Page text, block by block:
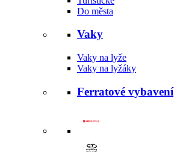
Do města
Vaky
Vaky na lyže
Vaky na lyžáky
Ferratové vybavení